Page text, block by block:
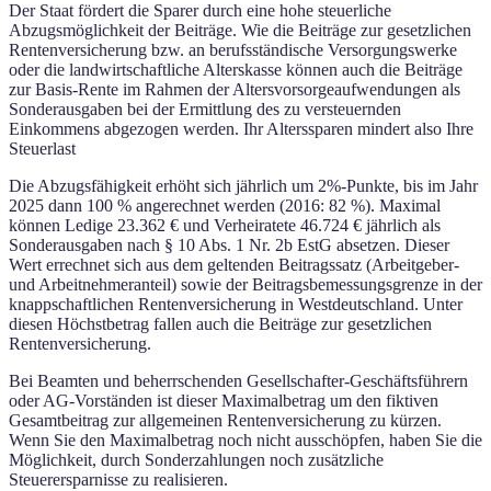
Der Staat fördert die Sparer durch eine hohe steuerliche
Abzugsmöglichkeit der Beiträge. Wie die Beiträge zur gesetzlichen
Rentenversicherung bzw. an berufsständische Versorgungswerke
oder die landwirtschaftliche Alterskasse können auch die Beiträge
zur Basis-Rente im Rahmen der Altersvorsorgeaufwendungen als
Sonderausgaben bei der Ermittlung des zu versteuernden
Einkommens abgezogen werden. Ihr Alterssparen mindert also Ihre
Steuerlast
Die Abzugsfähigkeit erhöht sich jährlich um 2%-Punkte, bis im Jahr
2025 dann 100 % angerechnet werden (2016: 82 %). Maximal
können Ledige 23.362 € und Verheiratete 46.724 € jährlich als
Sonderausgaben nach § 10 Abs. 1 Nr. 2b EstG absetzen. Dieser
Wert errechnet sich aus dem geltenden Beitragssatz (Arbeitgeber-
und Arbeitnehmeranteil) sowie der Beitragsbemessungsgrenze in der
knappschaftlichen Rentenversicherung in Westdeutschland. Unter
diesen Höchstbetrag fallen auch die Beiträge zur gesetzlichen
Rentenversicherung.
Bei Beamten und beherrschenden Gesellschafter-Geschäftsführern
oder AG-Vorständen ist dieser Maximalbetrag um den fiktiven
Gesamtbeitrag zur allgemeinen Rentenversicherung zu kürzen.
Wenn Sie den Maximalbetrag noch nicht ausschöpfen, haben Sie die
Möglichkeit, durch Sonderzahlungen noch zusätzliche
Steuerersparnisse zu realisieren.